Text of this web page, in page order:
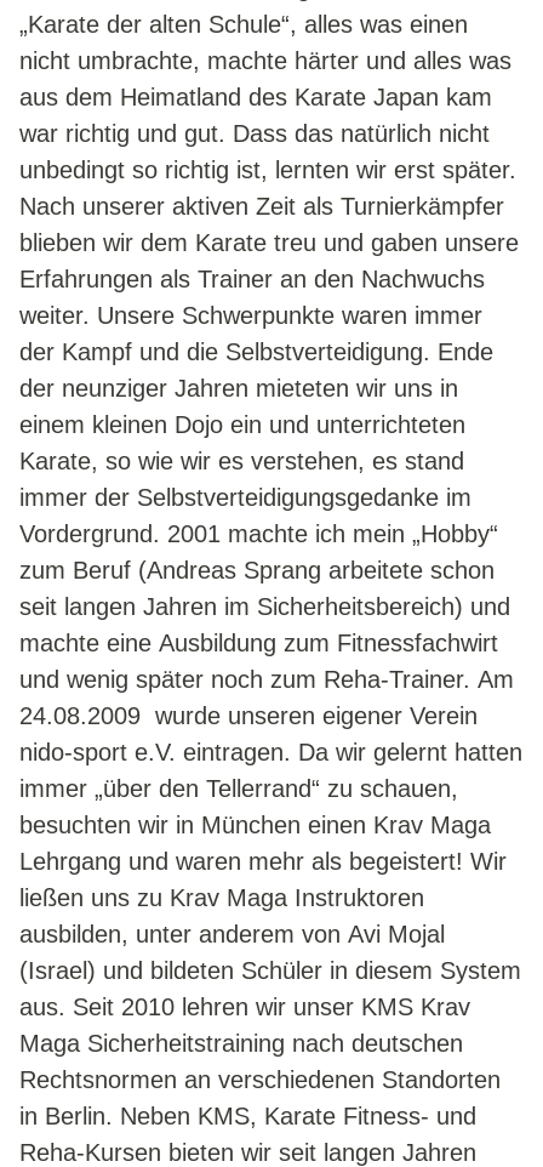
AKTUELLES
TRAINING MIT EIGENEM KÖRPERGEWICHT
3-EXERCISES-CHALLANGE
VIDEOS
SEMINARE
ERNÄHRUNGSSEMINAR
KURSPLAN
NIDO-CROSS
REHA-SPORT
RÜCKEN-FIT
KICK & PUNCH
NORDIC WALKING
GYM 50+
„Karate der alten Schule“, alles was einen
nicht umbrachte, machte härter und alles was
aus dem Heimatland des Karate Japan kam
war richtig und gut. Dass das natürlich nicht
unbedingt so richtig ist, lernten wir erst später.
Nach unserer aktiven Zeit als Turnierkämpfer
blieben wir dem Karate treu und gaben unsere
Erfahrungen als Trainer an den Nachwuchs
weiter. Unsere Schwerpunkte waren immer
der Kampf und die Selbstverteidigung. Ende
der neunziger Jahren mieteten wir uns in
einem kleinen Dojo ein und unterrichteten
Karate, so wie wir es verstehen, es stand
immer der Selbstverteidigungsgedanke im
Vordergrund. 2001 machte ich mein „Hobby“
zum Beruf (Andreas Sprang arbeitete schon
seit langen Jahren im Sicherheitsbereich) und
machte eine Ausbildung zum Fitnessfachwirt
und wenig später noch zum Reha-Trainer. Am
24.08.2009 wurde unseren eigener Verein
nido-sport e.V. eintragen. Da wir gelernt hatten
immer „über den Tellerrand“ zu schauen,
besuchten wir in München einen Krav Maga
Lehrgang und waren mehr als begeistert! Wir
ließen uns zu Krav Maga Instruktoren
ausbilden, unter anderem von Avi Mojal
(Israel) und bildeten Schüler in diesem System
aus. Seit 2010 lehren wir unser KMS Krav
Maga Sicherheitstraining nach deutschen
Rechtsnormen an verschiedenen Standorten
in Berlin. Neben KMS, Karate Fitness- und
Reha-Kursen bieten wir seit langen Jahren